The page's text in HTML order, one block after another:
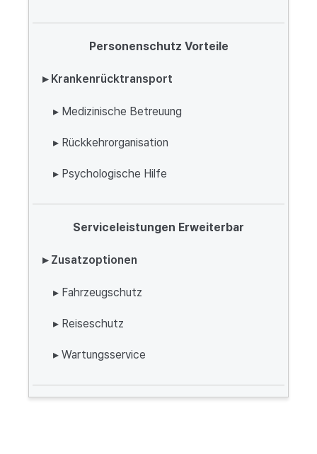
Personenschutz Vorteile
▸ Krankenrücktransport
▸ Medizinische Betreuung
▸ Rückkehrorganisation
▸ Psychologische Hilfe
Serviceleistungen Erweiterbar
▸ Zusatzoptionen
▸ Fahrzeugschutz
▸ Reiseschutz
▸ Wartungsservice